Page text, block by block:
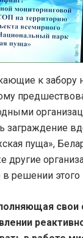
к забору
заграждение
пуща»,
решении этого
свои